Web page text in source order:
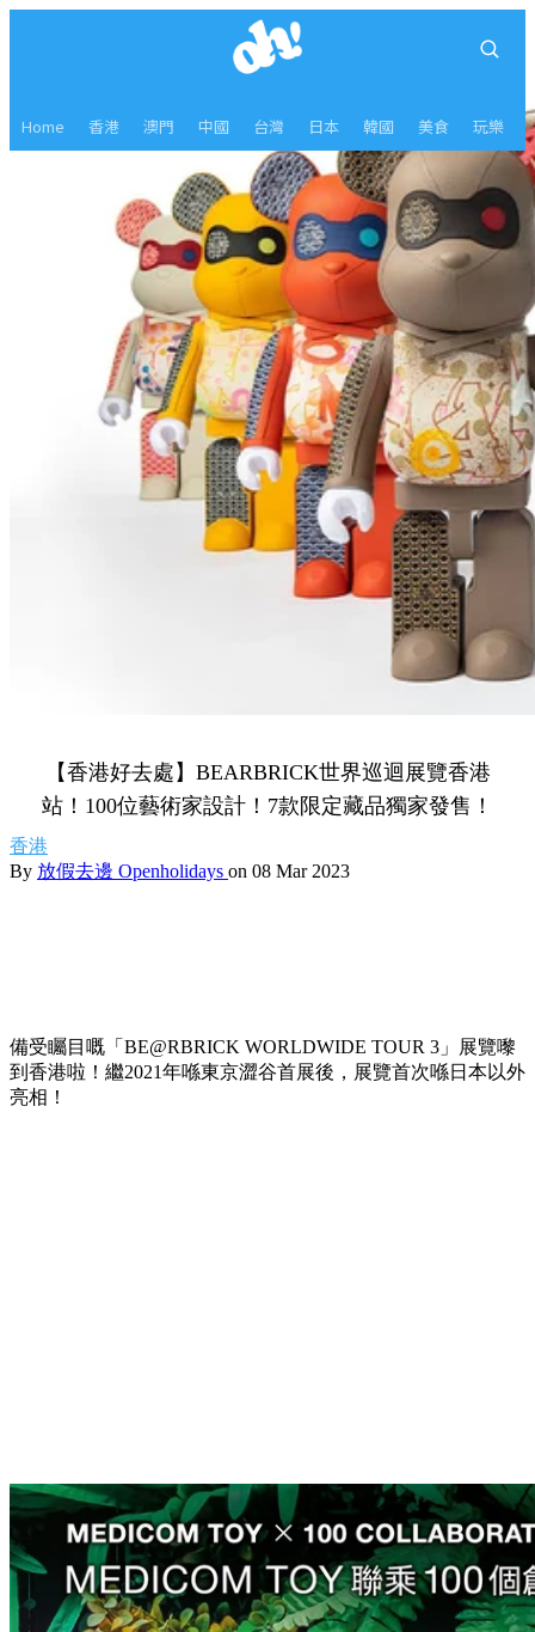
Home 香港 澳門 中國 台灣 日本 韓國 美食 玩樂
【香港好去處】BEARBRICK世界巡迴展覽香港
站！100位藝術家設計！7款限定藏品獨家發售！
香港
By 放假去邊 Openholidays on 08 Mar 2023
備受矚目嘅「BE@RBRICK WORLDWIDE TOUR 3」展覽嚟
到香港啦！繼2021年喺東京澀谷首展後，展覽首次喺日本以外
亮相！